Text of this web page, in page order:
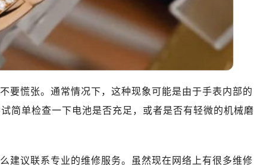
要慌张。通常情况下，这种现象可能是由于手表内部的
简单检查一下电池是否充足，或者是否有轻微的机械磨
建议联系专业的维修服务。虽然现在网络上有很多维修